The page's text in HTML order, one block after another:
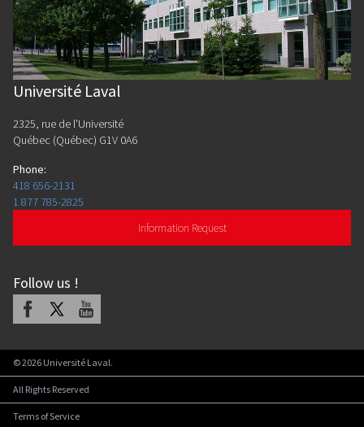
Université Laval
2325, rue de l'Université
Québec (Québec) G1V 0A6
Phone:
418 656-2131
1 877 785-2825
Information Request
Follow us !
Facebook Youtube
©2026 Université Laval.
All Rights Reserved
Terms of Service